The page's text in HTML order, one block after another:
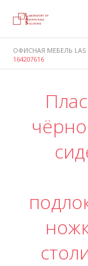
ОФИСНАЯ МЕБЕЛЬ LAS
164207616